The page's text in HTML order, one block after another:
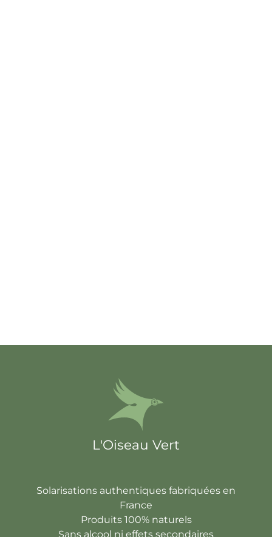
L'Oiseau Vert
Solarisations authentiques fabriquées en
France
Produits 100% naturels
Sans alcool ni effets secondaires